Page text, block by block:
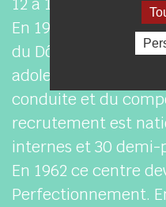
En 1954, Chamigny
du Dôme) la vocation
adolescents
conduite et du
recrutement est
internes et 30 demi-
En 1962 ce centre
Perfectionnement.